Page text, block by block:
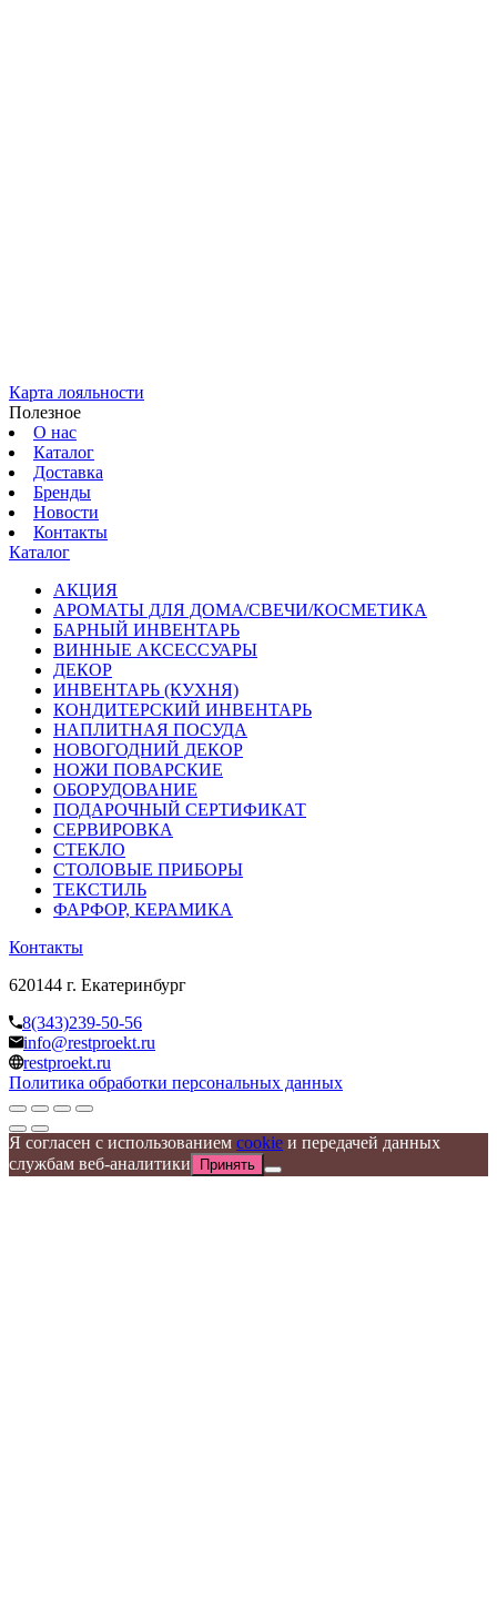
Карта лояльности
Полезное
О нас
Каталог
Доставка
Бренды
Новости
Контакты
Каталог
АКЦИЯ
АРОМАТЫ ДЛЯ ДОМА/СВЕЧИ/КОСМЕТИКА
БАРНЫЙ ИНВЕНТАРЬ
ВИННЫЕ АКСЕССУАРЫ
ДЕКОР
ИНВЕНТАРЬ (КУХНЯ)
КОНДИТЕРСКИЙ ИНВЕНТАРЬ
НАПЛИТНАЯ ПОСУДА
НОВОГОДНИЙ ДЕКОР
НОЖИ ПОВАРСКИЕ
ОБОРУДОВАНИЕ
ПОДАРОЧНЫЙ СЕРТИФИКАТ
СЕРВИРОВКА
СТЕКЛО
СТОЛОВЫЕ ПРИБОРЫ
ТЕКСТИЛЬ
ФАРФОР, КЕРАМИКА
Контакты
620144 г. Екатеринбург
8(343)239-50-56
info@restproekt.ru
restproekt.ru
Политика обработки персональных данных
Я согласен с использованием cookie и передачей данных
службам веб-аналитики
Принять